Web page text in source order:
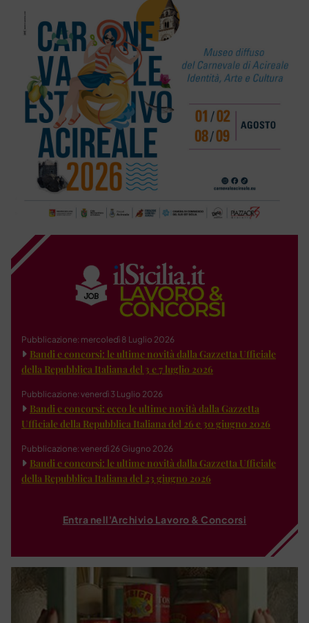
Pubblicazione: mercoledì 8 Luglio 2026
Bandi e concorsi: le ultime novità dalla Gazzetta Ufficiale
della Repubblica Italiana del 3 e 7 luglio 2026
Pubblicazione: venerdì 3 Luglio 2026
Bandi e concorsi: ecco le ultime novità dalla Gazzetta
Ufficiale della Repubblica Italiana del 26 e 30 giugno 2026
Pubblicazione: venerdì 26 Giugno 2026
Bandi e concorsi: le ultime novità dalla Gazzetta Ufficiale
della Repubblica Italiana del 23 giugno 2026
Entra nell'Archivio Lavoro & Concorsi